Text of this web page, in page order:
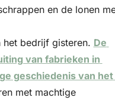
en de lonen
bedrijf gisteren. De
van fabrieken in
geschiedenis van het
met machtige